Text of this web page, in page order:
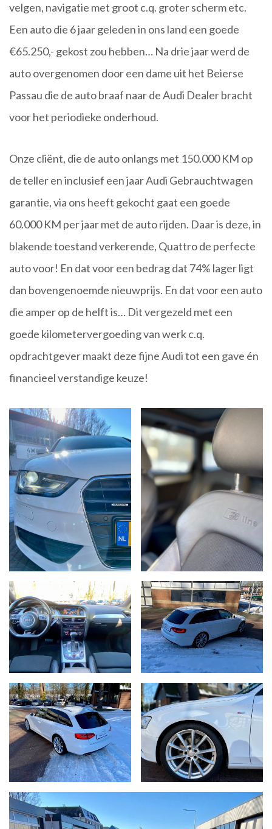
velgen, navigatie met groot c.q. groter scherm etc.
Een auto die 6 jaar geleden in ons land een goede
€65.250,- gekost zou hebben… Na drie jaar werd de
auto overgenomen door een dame uit het Beierse
Passau die de auto braaf naar de Audi Dealer bracht
voor het periodieke onderhoud.
Onze cliënt, die de auto onlangs met 150.000 KM op
de teller en inclusief een jaar Audi Gebrauchtwagen
garantie, via ons heeft gekocht gaat een goede
60.000 KM per jaar met de auto rijden. Daar is deze, in
blakende toestand verkerende, Quattro de perfecte
auto voor! En dat voor een bedrag dat 74% lager ligt
dan bovengenoemde nieuwprijs. En dat voor een auto
die amper op de helft is… Dit vergezeld met een
goede kilometervergoeding van werk c.q.
opdrachtgever maakt deze fijne Audi tot een gave én
financieel verstandige keuze!